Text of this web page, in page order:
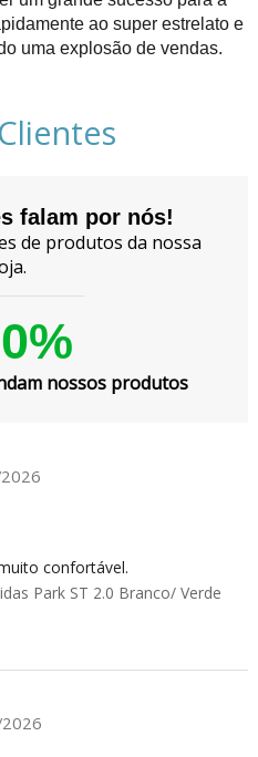
ao super estrelato e
uma explosão de vendas.
falam por nós!
de produtos da nossa
nossos produtos
confortável.
Park ST 2.0 Branco/ Verde